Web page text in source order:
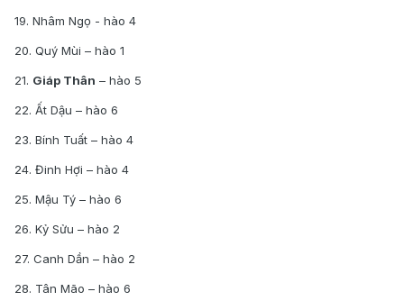
19. Nhâm Ngọ - hào 4
20. Quý Mùi – hào 1
21. Giáp Thân – hào 5
22. Ất Dậu – hào 6
23. Bính Tuất – hào 4
24. Đinh Hợi – hào 4
25. Mậu Tý – hào 6
26. Kỷ Sửu – hào 2
27. Canh Dần – hào 2
28. Tân Mão – hào 6